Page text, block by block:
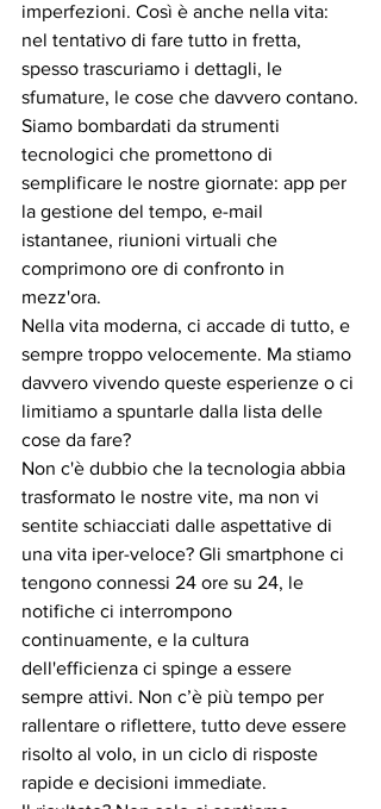
imperfezioni. Così è anche nella vita:
nel tentativo di fare tutto in fretta,
spesso trascuriamo i dettagli, le
sfumature, le cose che davvero contano.
Siamo bombardati da strumenti
tecnologici che promettono di
semplificare le nostre giornate: app per
la gestione del tempo, e-mail
istantanee, riunioni virtuali che
comprimono ore di confronto in
mezz'ora.
Nella vita moderna, ci accade di tutto, e
sempre troppo velocemente. Ma stiamo
davvero vivendo queste esperienze o ci
limitiamo a spuntarle dalla lista delle
cose da fare?
Non c'è dubbio che la tecnologia abbia
trasformato le nostre vite, ma non vi
sentite schiacciati dalle aspettative di
una vita iper-veloce? Gli smartphone ci
tengono connessi 24 ore su 24, le
notifiche ci interrompono
continuamente, e la cultura
dell'efficienza ci spinge a essere
sempre attivi. Non c’è più tempo per
rallentare o riflettere, tutto deve essere
risolto al volo, in un ciclo di risposte
rapide e decisioni immediate.